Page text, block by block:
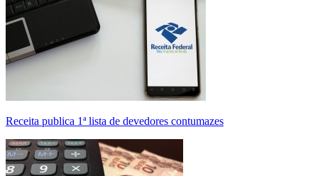
Receita publica 1ª lista de devedores contumazes